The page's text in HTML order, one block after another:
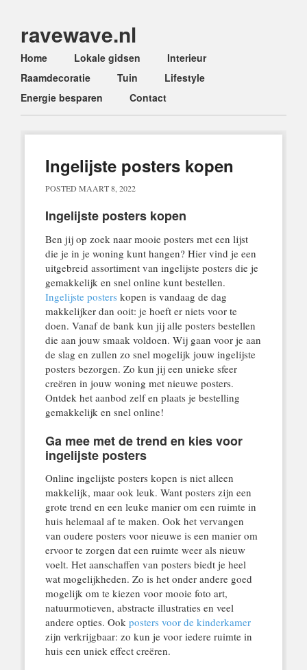
ravewave.nl
Main menu
Skip
to
content
Home Lokale gidsen
Interieur
Raamdecoratie
Tuin
Lifestyle
Energie besparen
Contact
Ingelijste posters kopen
POSTED MAART 8, 2022
Ingelijste posters kopen
Ben jij op zoek naar mooie posters met een lijst
die je in je woning kunt hangen? Hier vind je een
uitgebreid assortiment van ingelijste posters die je
gemakkelijk en snel online kunt bestellen.
Ingelijste posters kopen is vandaag de dag
makkelijker dan ooit: je hoeft er niets voor te
doen. Vanaf de bank kun jij alle posters bestellen
die aan jouw smaak voldoen. Wij gaan voor je aan
de slag en zullen zo snel mogelijk jouw ingelijste
posters bezorgen. Zo kun jij een unieke sfeer
creëren in jouw woning met nieuwe posters.
Ontdek het aanbod zelf en plaats je bestelling
gemakkelijk en snel online!
Ga mee met de trend en kies voor
ingelijste posters
Online ingelijste posters kopen is niet alleen
makkelijk, maar ook leuk. Want posters zijn een
grote trend en een leuke manier om een ruimte in
huis helemaal af te maken. Ook het vervangen
van oudere posters voor nieuwe is een manier om
ervoor te zorgen dat een ruimte weer als nieuw
voelt. Het aanschaffen van posters biedt je heel
wat mogelijkheden. Zo is het onder andere goed
mogelijk om te kiezen voor mooie foto art,
natuurmotieven, abstracte illustraties en veel
andere opties. Ook posters voor de kinderkamer
zijn verkrijgbaar: zo kun je voor iedere ruimte in
huis een uniek effect creëren.